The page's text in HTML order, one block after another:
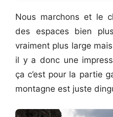
Nous marchons et le
des espaces bien
vraiment plus large
il y a donc une
ça c’est pour la partie
montagne est juste